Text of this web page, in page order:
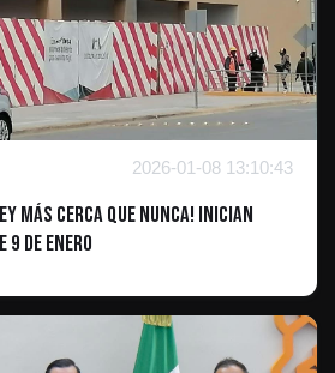
2026-01-08 13:10:43
más cerca que nunca! Inician
de enero